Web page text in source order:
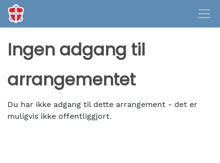
Ingen adgang til
arrangementet
Du har ikke adgang til dette arrangement - det er
muligvis ikke offentliggjort.